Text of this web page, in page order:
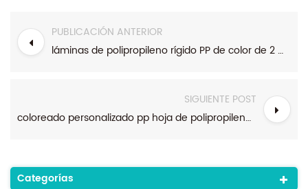
PUBLICACIÓN ANTERIOR
láminas de polipropileno rígido PP de color de 2 mm a medida para termoformado
SIGUIENTE POST
coloreado personalizado pp hoja de polipropileno 0.5mm pp rollo de hoja de plástico
Categorías